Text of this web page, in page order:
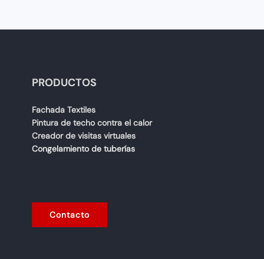
PRODUCTOS
Fachada Textiles
Pintura de techo contra el calor
Creador de visitas virtuales
Congelamiento de tuberías
Contacto